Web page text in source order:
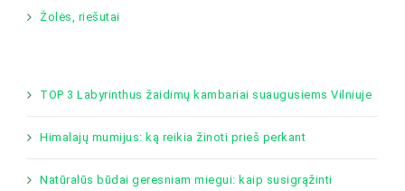
Žolės, riešutai
TOP 3 Labyrinthus žaidimų kambariai suaugusiems Vilniuje
Himalajų mumijus: ką reikia žinoti prieš perkant
Natūralūs būdai geresniam miegui: kaip susigrąžinti